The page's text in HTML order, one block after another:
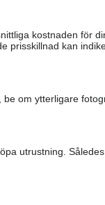
kostnaden för
prisskillnad kan
om ytterligare
utrustning.